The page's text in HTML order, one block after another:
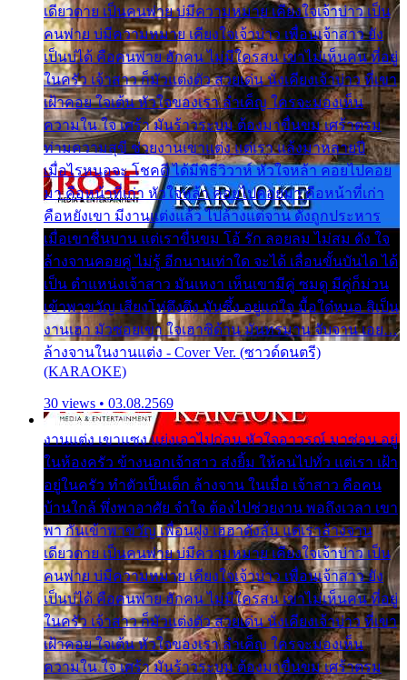
เดียวดาย เป็นคนพ่าย บ่มีความหมาย เคียงใจเจ้าบ่าว เป็น
คนพ่าย บ่มีความหมาย เคียงใจเจ้าบ่าว เพื่อนเจ้าสาว ยัง
เป็นบ่ได้ คือคนพ่าย ฮักคน ไม่มีใครสน เขาไม่เห็นคน ที่อยู่
ในครัว เจ้าสาว ก็มัวแต่งตัว สวยเด่น นั่งเคียงเจ้าบ่าว ที่เขา
เฝ้าคอย ใจเต้น หัวใจของเรา ลำเค็ญ ใครจะมองเห็น
ความใน ใจ เศร้า มันร้าวระบม ต้องมาขื่นขม เศร้าตรม
ท่ามความสุขี ช่วยงานเขาแต่ง แต่เรา แล้งมาหลายปี
เมื่อไรหนอจะ โชคดี ได้มีพิธีวิวาห์ หัวใจหล้า คอยไปคอย
มา คือหน้าที่เก่า หัวใจหล้า คอยไปคอยมา คือหน้าที่เก่า
คือหยังเขา มีงานแต่งแล้ว ไปล้างแต่จาน ดั่งถูกประหาร
เมื่อเขาชื่นบาน แต่เราขื่นขม โอ้ รัก ลอยลม ไม่สม ดัง ใจ
ล้างจานคอยคู่ ไม่รู้ อีกนานเท่าใด จะได้ เลื่อนขั้นบันได ได้
เป็น ตำแหน่งเจ้าสาว มันเหงา เห็นเขามีคู่ ซมดู มีคู่ก็ม่วน
เข้าพาขวัญ เสียงโห่ตึงตึง มันซึ้ง อยู่แก่ใจ มื้อใด๋หนอ สิเป็น
งานเฮา มัวซอยเขา ใจเฮาซิด้าน มันทรมาน จับจาน เอย…
ล้างจานในงานแต่ง - Cover Ver. (ซาวด์ดนตรี)
(KARAOKE)
30 views • 03.08.2569
งานแต่ง เขาแซง แย่งเอาไปก่อน หัวใจอาวรณ์ มาซ่อน อยู่
ในห้องครัว ข้างนอกเจ้าสาว ส่งยิ้ม ให้คนไปทั่ว แต่เรา เฝ้า
อยู่ในครัว ทำตัวเป็นเด็ก ล้างจาน ในเมื่อ เจ้าสาว คือคน
บ้านใกล้ พึ่งพาอาศัย จำใจ ต้องไปช่วยงาน พอถึงเวลา เขา
พา กันเข้าพาขวัญ เพื่อนฝูง เฮฮาดังลั่น แต่เราล้างจาน
เดียวดาย เป็นคนพ่าย บ่มีความหมาย เคียงใจเจ้าบ่าว เป็น
คนพ่าย บ่มีความหมาย เคียงใจเจ้าบ่าว เพื่อนเจ้าสาว ยัง
เป็นบ่ได้ คือคนพ่าย ฮักคน ไม่มีใครสน เขาไม่เห็นคน ที่อยู่
ในครัว เจ้าสาว ก็มัวแต่งตัว สวยเด่น นั่งเคียงเจ้าบ่าว ที่เขา
เฝ้าคอย ใจเต้น หัวใจของเรา ลำเค็ญ ใครจะมองเห็น
ความใน ใจ เศร้า มันร้าวระบม ต้องมาขื่นขม เศร้าตรม